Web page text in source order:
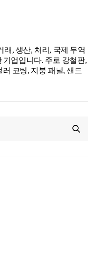
래, 생산, 처리, 국제 무역
기업입니다. 주로 강철판,
코팅, 지붕 패널, 샌드